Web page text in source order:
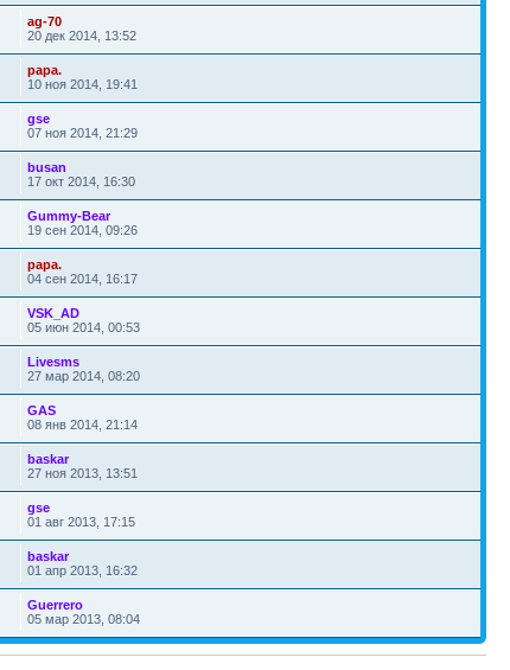
ag-70
20 дек 2014, 13:52
papa.
10 ноя 2014, 19:41
gse
07 ноя 2014, 21:29
busan
17 окт 2014, 16:30
Gummy-Bear
19 сен 2014, 09:26
papa.
04 сен 2014, 16:17
VSK_AD
05 июн 2014, 00:53
Livesms
27 мар 2014, 08:20
GAS
08 янв 2014, 21:14
baskar
27 ноя 2013, 13:51
gse
01 авг 2013, 17:15
baskar
01 апр 2013, 16:32
Guerrero
05 мар 2013, 08:04